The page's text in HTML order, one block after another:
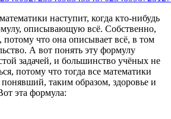
наступит, когда кто-нибудь
описывающую всё. Собственно,
потому что она описывает всё, в том
А вот понять эту формулу
задачей, и большинство учёных не
потому что тогда все математики
таким образом, здоровье и
эта формула: